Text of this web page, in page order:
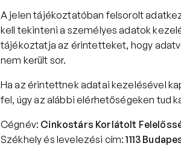
A jelen tájékoztatóban felsorolt
kell tekinteni a személyes adatok
tájékoztatja az érintetteket, hogy
nem került sor.
Ha az érintettnek adatai kezelésével
fel, úgy az alábbi elérhetőségeken tud
Cégnév: Cinkostárs Korlátolt
Székhely és levelezési cím: 1113